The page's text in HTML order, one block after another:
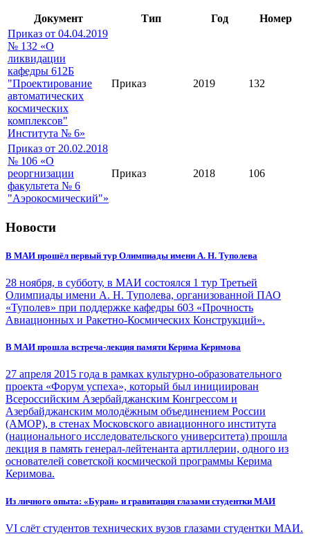
Документ Тип Год
Номер
Приказ от 04.04.2019
№ 132 «О
ликвидации
кафедры 612Б
"Проектирование
автоматических
космических
комплексов"
Института № 6»
Приказ 2019 132
Приказ от 20.02.2018
№ 106 «О
реоргнизации
факультета № 6
"Аэрокосмический"»
Приказ 2018 106
Новости
В МАИ прошёл первый тур Олимпиады имени А. Н. Туполева
28 ноября, в субботу, в МАИ состоялся 1 тур Третьей
Олимпиады имени А. Н. Туполева, организованной ПАО
«Туполев» при поддержке кафедры 603 «Прочность
Авиационных и Ракетно-Космических Конструкций».
В МАИ прошла встреча-лекция памяти Керима Керимова
27 апреля 2015 года в рамках культурно-образовательного
проекта «Форум успеха», который был инициирован
Всероссийским Азербайджанским Конгрессом и
Азербайджанским молодёжным объединением России
(АМОР), в стенах Московского авиационного института
(национального исследовательского университета) прошла
лекция в память генерал-лейтенанта артиллерии, одного из
основателей советской космической программы Керима
Керимова.
Из личного опыта: «Буран» и гравитация глазами студентки МАИ
VI слёт студентов технических вузов глазами студентки МАИ.